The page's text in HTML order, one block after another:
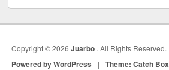
Copyright © 2026Juarbo . All Rights Reserved.
Powered by WordPress | Theme: Catch Box